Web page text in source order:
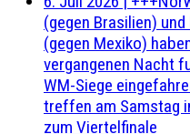
(gegen Brasilien) und
(gegen Mexiko)
vergangenen Nacht
WM-Siege
treffen am Samstag
zum Viertelfinale